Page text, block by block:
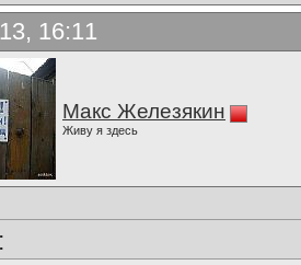
16:11
Макс Железякин
Живу я здесь